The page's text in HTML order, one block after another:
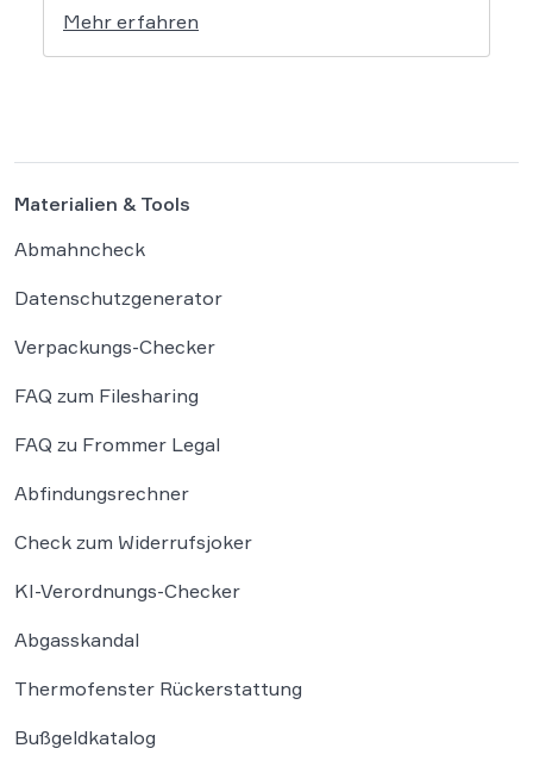
dass bloße Bildmotive nicht geschützt sind
und eine KI-gestützte Umgestaltung zulässig
Mehr erfahren
Materialien & Tools
Abmahncheck
Datenschutzgenerator
Verpackungs-Checker
FAQ zum Filesharing
FAQ zu Frommer Legal
Abfindungsrechner
Check zum Widerrufsjoker
KI-Verordnungs-Checker
Abgasskandal
Thermofenster Rückerstattung
Bußgeldkatalog